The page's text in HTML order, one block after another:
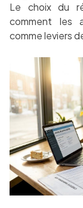
Le choix du
comment les
comme leviers